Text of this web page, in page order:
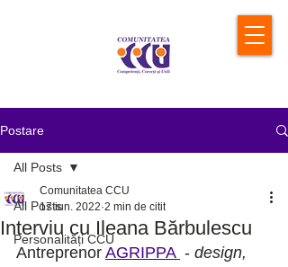
Postare
All Posts
Personalități CCU
All Posts
Interviu cu Ileana Bărbulescu
Comunitatea CCU
17 iun. 2022 2 min de citit
Antreprenor AGRIPPA - design,